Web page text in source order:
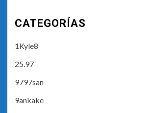
CATEGORÍAS
1Kyle8
25.97
9797san
9ankake